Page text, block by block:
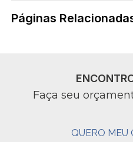
Páginas
Faça seu
QUERO MEU